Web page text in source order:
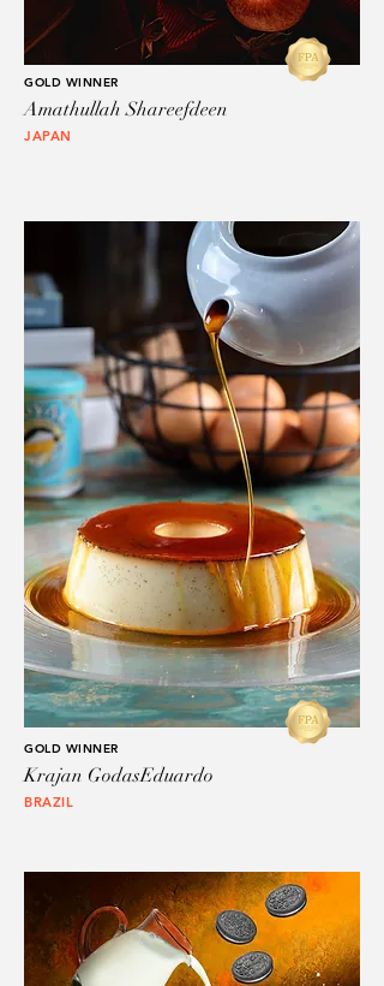
GOLD WINNER
Amathullah Shareefdeen
JAPAN
GOLD WINNER
Krajan GodasEduardo
BRAZIL